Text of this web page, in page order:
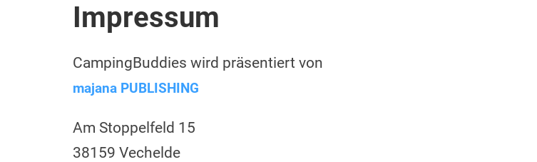
Impressum
CampingBuddies wird präsentiert von
majana PUBLISHING
Am Stoppelfeld 15
38159 Vechelde